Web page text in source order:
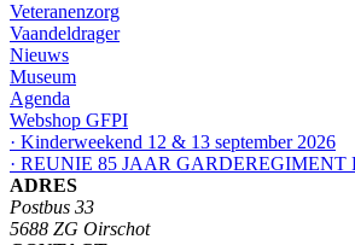
Veteranenzorg
Vaandeldrager
Nieuws
Museum
Agenda
Webshop GFPI
· Kinderweekend 12 & 13 september 2026
· REUNIE 85 JAAR
ADRES
Postbus 33
5688 ZG Oirschot